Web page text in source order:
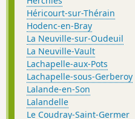
Héricourt-sur-Thérain
Hodenc-en-Bray
La Neuville-sur-Oudeuil
La Neuville-Vault
Lachapelle-aux-Pots
Lachapelle-sous-Gerberoy
Lalande-en-Son
Lalandelle
Le Coudray-Saint-Germer